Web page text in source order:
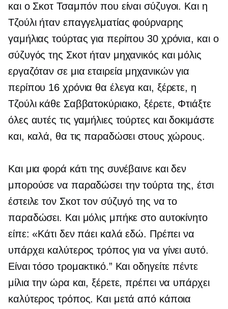
και ο Σκοτ ​​Τσαμπόν που είναι σύζυγοι. Και η
Τζούλι ήταν επαγγελματίας φούρναρης
γαμήλιας τούρτας για περίπου 30 χρόνια, και ο
σύζυγός της Σκοτ ​​ήταν μηχανικός και μόλις
εργαζόταν σε μια εταιρεία μηχανικών για
περίπου 16 χρόνια θα έλεγα και, ξέρετε, η
Τζούλι κάθε Σαββατοκύριακο, ξέρετε, Φτιάξτε
όλες αυτές τις γαμήλιες τούρτες και δοκιμάστε
και, καλά, θα τις παραδώσει στους χώρους.
Και μια φορά κάτι της συνέβαινε και δεν
μπορούσε να παραδώσει την τούρτα της, έτσι
έστειλε τον Σκοτ ​​τον σύζυγό της να το
παραδώσει. Και μόλις μπήκε στο αυτοκίνητο
είπε: «Κάτι δεν πάει καλά εδώ. Πρέπει να
υπάρχει καλύτερος τρόπος για να γίνει αυτό.
Είναι τόσο τρομακτικό.” Και οδηγείτε πέντε
μίλια την ώρα και, ξέρετε, πρέπει να υπάρχει
καλύτερος τρόπος. Και μετά από κάποια